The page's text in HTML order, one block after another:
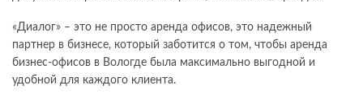
«Диалог» – это не просто аренда офисов, это надежный
партнер в бизнесе, который заботится о том, чтобы аренда
бизнес-офисов в Вологде была максимально выгодной и
удобной для каждого клиента.